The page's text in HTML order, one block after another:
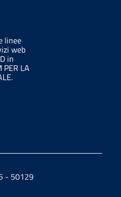
linee
web
in
LA
- 50129